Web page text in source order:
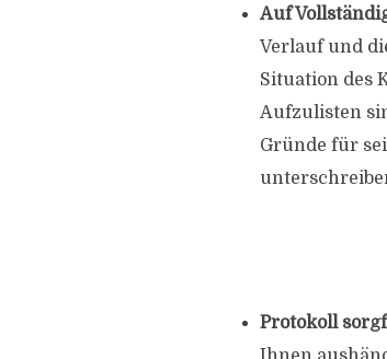
Auf
Verlauf und
Situation des
Aufzulisten
Gründe für
Protokoll